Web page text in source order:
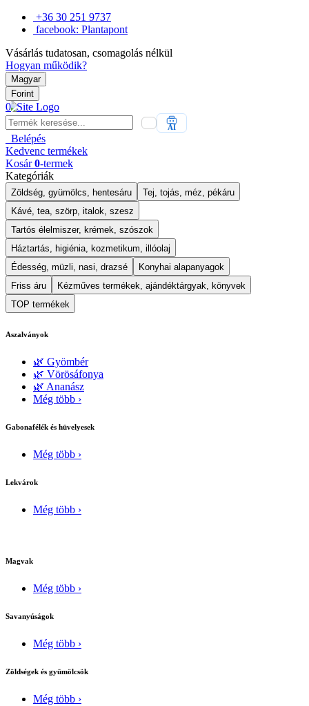
+36 30 251 9737
facebook: Plantapont
Vásárlás tudatosan, csomagolás nélkül
Hogyan működik?
Magyar
Forint
0
AI
Belépés
Kedvenc termékek
Kosár 0-termek
Kategóriák
Zöldség, gyümölcs, hentesáru
Tej, tojás, méz, pékáru
Kávé, tea, szörp, italok, szesz
Tartós élelmiszer, krémek, szószok
Háztartás, higiénia, kozmetikum, illóolaj
Édesség, müzli, nasi, drazsé
Konyhai alapanyagok
Friss áru
Kézműves termékek, ajándéktárgyak, könyvek
TOP termékek
Aszalványok
🌿 Gyömbér
🌿 Vörösáfonya
🌿 Ananász
Még több ›
Gabonafélék és hüvelyesek
Még több ›
Lekvárok
Még több ›
Magvak
Még több ›
Savanyúságok
Még több ›
Zöldségek és gyümölcsök
Még több ›